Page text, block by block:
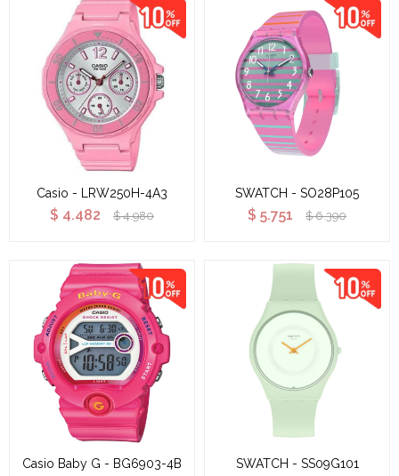
Casio - LRW250H-4A3
$ 4.482 $ 4.980
SWATCH - SO28P105
$ 5.751 $ 6.390
Casio Baby G - BG6903-4B SWATCH - SS09G101